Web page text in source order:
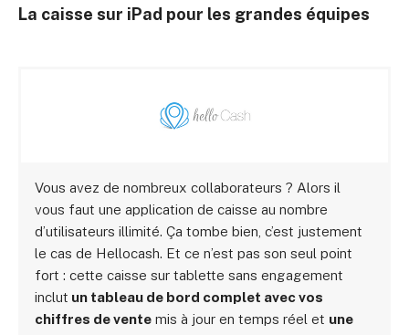
La caisse sur iPad pour les grandes équipes
Vous avez de nombreux collaborateurs ? Alors il
vous faut une application de caisse au nombre
d’utilisateurs illimité. Ça tombe bien, c’est justement
le cas de Hellocash. Et ce n’est pas son seul point
fort : cette caisse sur tablette sans engagement
inclut un tableau de bord complet avec vos
chiffres de vente mis à jour en temps réel et une